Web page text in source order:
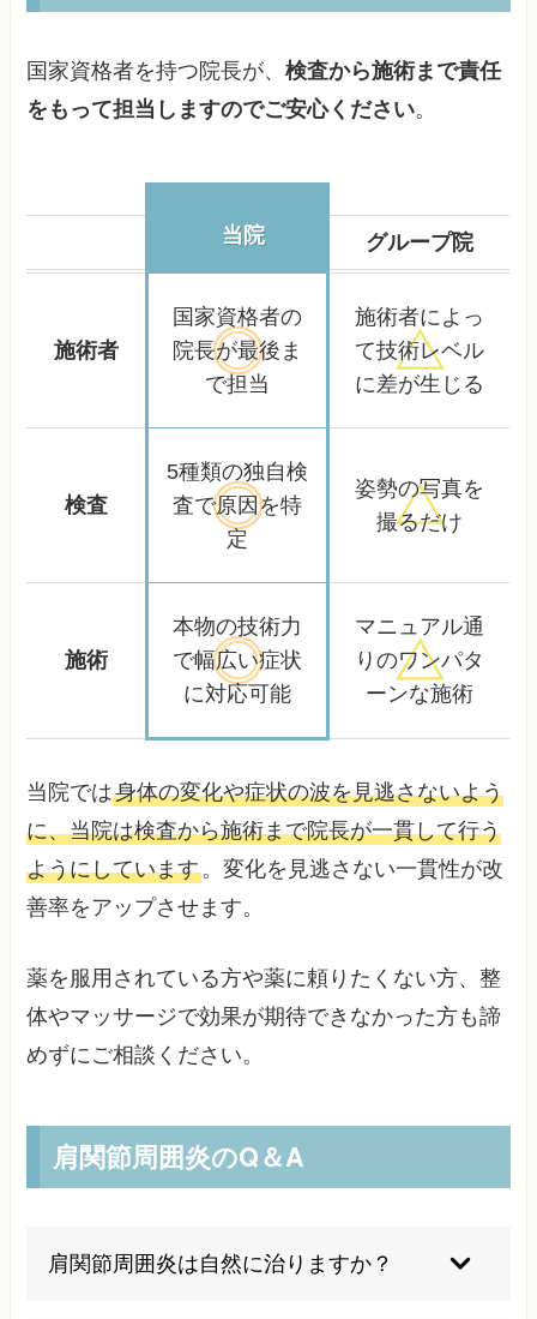
国家資格者を持つ院長が、検査から施術まで責任
をもって担当しますのでご安心ください。
当院 グループ院
施術者
国家資格者の
院長が最後ま
で担当
施術者によっ
て技術レベル
に差が生じる
検査
5種類の独自検
査で原因を特
定
姿勢の写真を
撮るだけ
施術
本物の技術力
で幅広い症状
に対応可能
マニュアル通
りのワンパタ
ーンな施術
当院では身体の変化や症状の波を見逃さないよう
に、当院は検査から施術まで院長が一貫して行う
ようにしています。変化を見逃さない一貫性が改
善率をアップさせます。
薬を服用されている方や薬に頼りたくない方、整
体やマッサージで効果が期待できなかった方も諦
めずにご相談ください。
肩関節周囲炎のQ＆A
肩関節周囲炎は自然に治りますか？